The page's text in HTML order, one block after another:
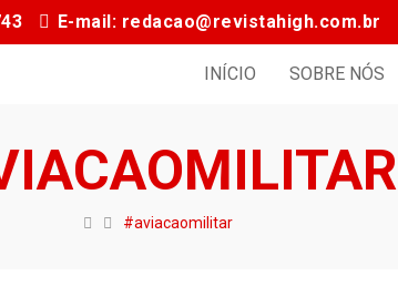
E-mail: redacao@revistahigh.com.br
INÍCIO SOBRE NÓS
#aviacaomilitar